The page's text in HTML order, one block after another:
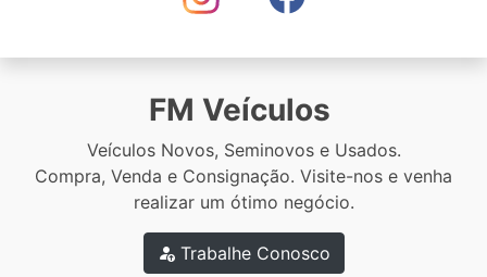
FM Veículos
Veículos Novos, Seminovos e Usados.
Compra, Venda e Consignação. Visite-nos e venha
realizar um ótimo negócio.
Trabalhe Conosco